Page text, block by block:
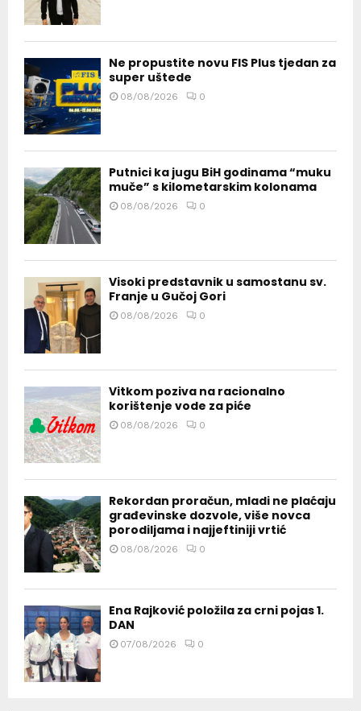
Ne propustite novu FIS Plus tjedan za
super uštede
08/08/2026 0
Putnici ka jugu BiH godinama “muku
muče” s kilometarskim kolonama
08/08/2026 0
Visoki predstavnik u samostanu sv.
Franje u Gučoj Gori
08/08/2026 0
Vitkom poziva na racionalno
korištenje vode za piće
08/08/2026 0
Rekordan proračun, mladi ne plaćaju
građevinske dozvole, više novca
porodiljama i najjeftiniji vrtić
08/08/2026 0
Ena Rajković položila za crni pojas 1.
DAN
07/08/2026 0